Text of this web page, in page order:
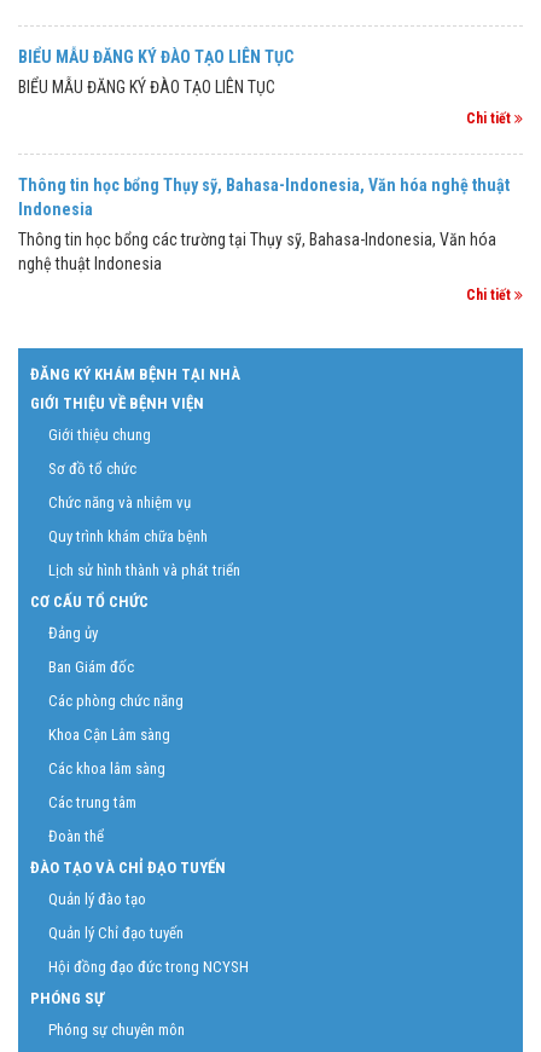
BIỂU MẪU ĐĂNG KÝ ĐÀO TẠO LIÊN TỤC
BIỂU MẪU ĐĂNG KÝ ĐÀO TẠO LIÊN TỤC
Chi tiết
Thông tin học bổng Thụy sỹ, Bahasa-Indonesia, Văn hóa nghệ thuật
Indonesia
Thông tin học bổng các trường tại Thụy sỹ, Bahasa-Indonesia, Văn hóa
nghệ thuật Indonesia
Chi tiết
ĐĂNG KÝ KHÁM BỆNH TẠI NHÀ
GIỚI THIỆU VỀ BỆNH VIỆN
Giới thiệu chung
Sơ đồ tổ chức
Chức năng và nhiệm vụ
Quy trình khám chữa bệnh
Lịch sử hình thành và phát triển
CƠ CẤU TỔ CHỨC
Đảng ủy
Ban Giám đốc
Các phòng chức năng
Khoa Cận Lâm sàng
Các khoa lâm sàng
Các trung tâm
Đoàn thể
ĐÀO TẠO VÀ CHỈ ĐẠO TUYẾN
Quản lý đào tạo
Quản lý Chỉ đạo tuyến
Hội đồng đạo đức trong NCYSH
PHÓNG SỰ
Phóng sự chuyên môn